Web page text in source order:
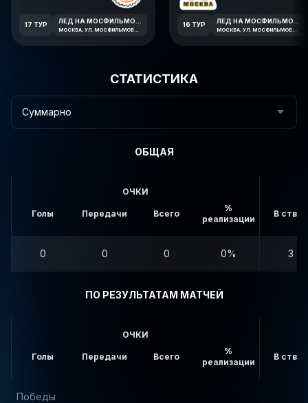
17 ТУР 16 ТУР
СТАТИСТИКА
Суммарно
ОБЩАЯ
ОЧКИ
Голы Передачи Всего
%
реализации
В створ
0 0 0 0% 3
ПО РЕЗУЛЬТАТАМ МАТЧЕЙ
ОЧКИ
Голы Передачи Всего
%
реализации
В створ
Победы